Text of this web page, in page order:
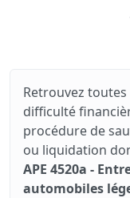
Retrouvez
difficulté
procédure de
ou liquidation
APE 4520a -
automobiles